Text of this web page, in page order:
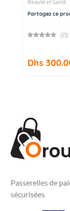
Beauté et Santé
(0)
Dhs
Passerelles de
sécurisées